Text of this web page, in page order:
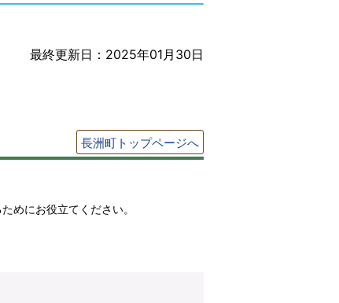
最終更新日：2025年01月30日
長洲町トップページへ
めにお役立てください。